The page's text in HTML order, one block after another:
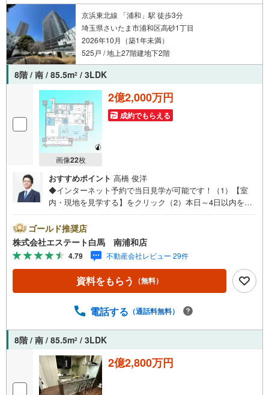
京浜東北線 「浦和」駅 徒歩3分
埼玉県さいたま市浦和区高砂1丁目
2026年10月（築1年未満）
525戸 / 地上27階建地下2階
8階 / 南 / 85.5m2 / 3LDK
画像22枚
2億2,000万円
成約でもらえる
おすすめポイント 高橋 俊洋
◆インターネット予約で当日見学が可能です！（1）【室
内・現地を見学する】をクリック（2）本日～4日以内をご
ください。◆10:00～21:00はお電話でのお問い合わせがス
ムーズです。●「浦和」駅徒歩3分！●85.5平米・東向き●徒
歩5分圏内に商業施設多数【Yahoo！ 不動産キャンペーン対
象店舗です】 当店で物件を成約するとPayPayボーナスを
プレゼント！◆エステート白馬の5大サポート◆1.FP相談
サポート社外のファイナンシャルプランナーと資金相談が
半年の設備修理サービスが無料で付帯3.注文住宅「白馬の
提案可能4.見学時、建築士同行サービス目視検査やリフォ
ーム費用をお伝えするなどの無料サービス5.お引渡し後も
しっかりサポートCSサポート室がお引渡し後のお悩みもし
っかりサポートします
ゴールド推奨店
株式会社エステート白馬 南浦和店
4.79 不動産会社レビュー 29件
資料をもらう （無料）
電話する （通話料無料）
8階 / 南 / 85.5m2 / 3LDK
2億2,800万円